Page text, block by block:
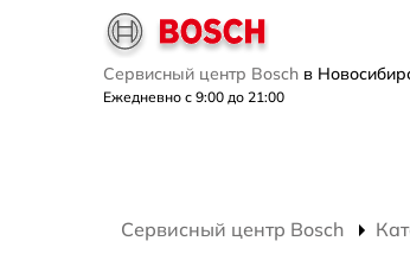
Сервисный центр Bosch в
Ежедневно с 9:00 до 21:00
Сервисный центр Bosch